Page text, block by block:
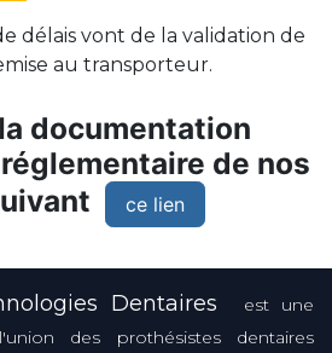
délais vont de la validation de
au transporteur.
documentation
de nos
ce lien
Dentaires
est une
des prothésistes dentaires